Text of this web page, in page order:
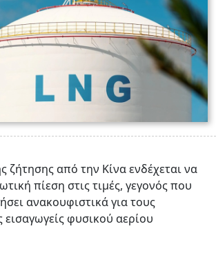
ζήτησης από την Κίνα ενδέχεται να
πίεση στις τιμές, γεγονός που
ανακουφιστικά για τους
φυσικού αερίου